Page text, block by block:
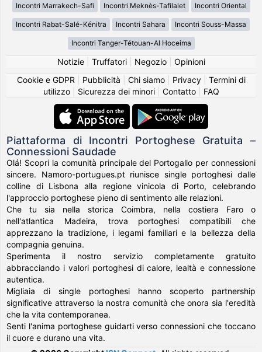
Incontri Marrakech-Safi Incontri Meknès-Tafilalet Incontri Oriental
Incontri Rabat-Salé-Kénitra Incontri Sahara Incontri Souss-Massa
Incontri Tanger-Tétouan-Al Hoceima
Notizie| Truffatori| Negozio| Opinioni
Cookie e GDPR
Pubblicità Chi siamo| Privacy| Termini di
utilizzo| Sicurezza dei minori| Contatto| FAQ
Piattaforma di Incontri Portoghese Gratuita –
Connessioni Saudade
Olá! Scopri la comunità principale del Portogallo per connessioni
sincere. Namoro-portugues.pt riunisce single portoghesi dalle
colline di Lisbona alla regione vinicola di Porto, celebrando
l'approccio portoghese pieno di sentimento alle relazioni.
Che tu sia nella storica Coimbra, nella costiera Faro o
nell'atlantica Madeira, trova portoghesi compatibili che
apprezzano la tradizione, i legami familiari e la bellezza della
compagnia genuina.
Sperimenta il nostro servizio completamente gratuito
abbracciando i valori portoghesi di calore, lealtà e connessione
autentica.
Migliaia di single portoghesi hanno scoperto partnership
significative attraverso la nostra comunità che onora sia l'eredità
che la vita contemporanea.
Senti l'anima portoghese guidarti verso connessioni che toccano
il cuore e durano una vita.